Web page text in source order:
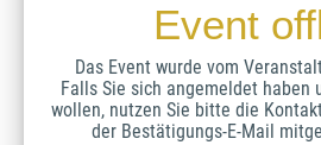
Event
Das Event wurde vom
Falls Sie sich angemeldet haben
wollen, nutzen Sie bitte die
der Bestätigungs-E-Mail